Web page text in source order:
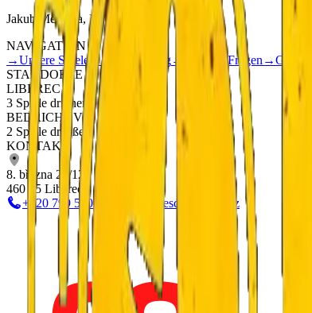
Jakub Metlička, IČ: 86833740
NAVIGATION
→Unsere Spiele →Teambuilding→ Häufige Fragen →
STANDORTE
LIBEREC
3 Spiele drinnen
BEDŘICHOV
2 Spiele draußen
KONTAKT
8. března 20/12
460 05 Liberec
+420 799 510 277
info@escapeboom.cz